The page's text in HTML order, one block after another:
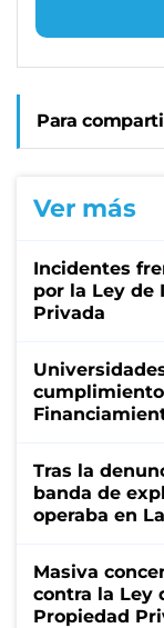
Para
Ver más
Incidentes
por la Ley de
Privada
Tras la
banda de
operaba en
Masiva
contra la Ley
Propiedad